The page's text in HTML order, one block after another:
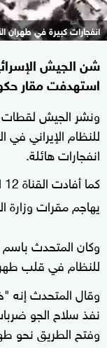
انفجارات كبيرة في طهران
شن الجيش
استهدفت مقار
ونشر الجيش لقطات
للنظام الإيراني في
انفجارات هائلة.
كما أفادت القناة 12 الإسرائيلية، أن
يهاجم مقرات وزارة
وكان المتحدث
للنظام في قلب
وقال المتحدث إنه
نفذ سلاح الجو
وفتح الطريق نحو